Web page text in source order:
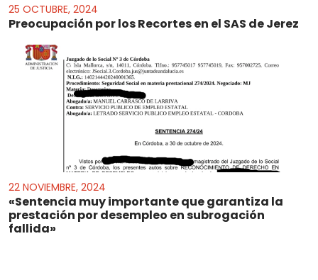
25 OCTUBRE, 2024
Preocupación por los Recortes en el SAS de Jerez
22 NOVIEMBRE, 2024
«Sentencia muy importante que garantiza la
prestación por desempleo en subrogación
fallida»